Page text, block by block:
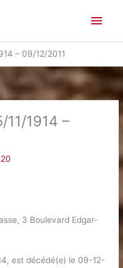
– 09/12/2011
1914 –
3 Boulevard Edgar-
est décédé(e) le 09-12-